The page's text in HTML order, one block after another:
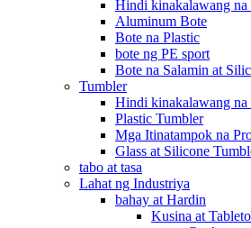
Hindi kinakalawang na
Aluminum Bote
Bote na Plastic
bote ng PE sport
Bote na Salamin at
Tumbler
Hindi kinakalawang na
Plastic Tumbler
Mga Itinatampok na
Glass at Silicone
tabo at tasa
Lahat ng Industriya
bahay at Hardin
Kusina at